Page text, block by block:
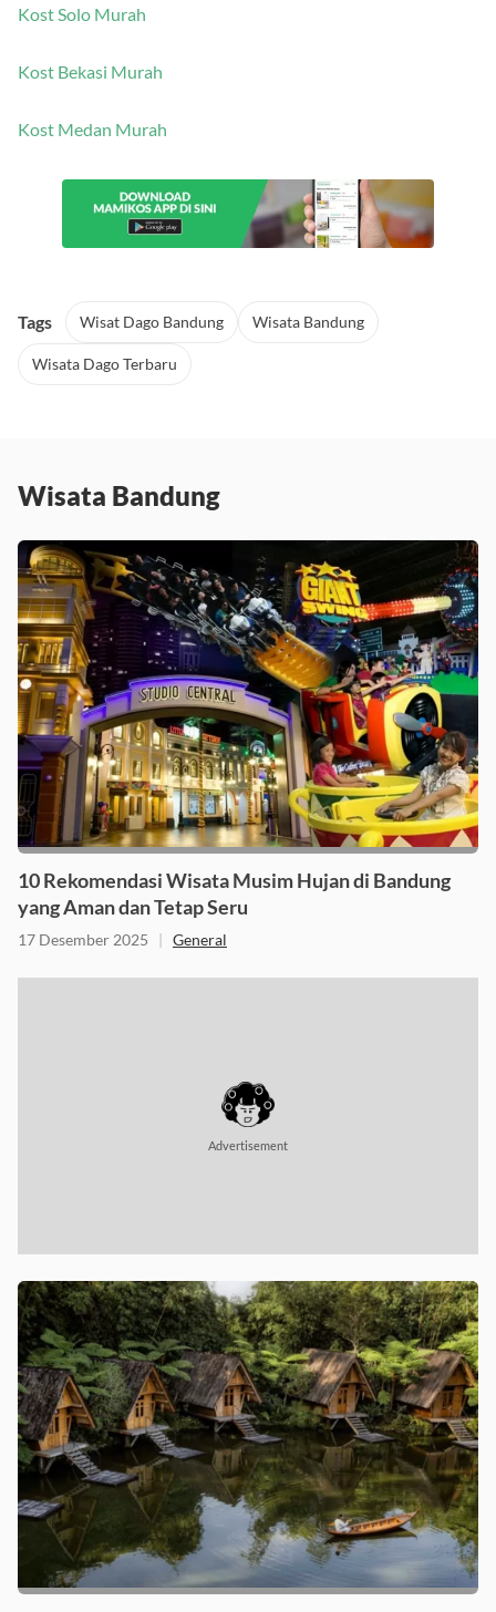
Kost Solo Murah
Kost Bekasi Murah
Kost Medan Murah
Tags Wisat Dago Bandung Wisata Bandung
Wisata Dago Terbaru
Wisata Bandung
10 Rekomendasi Wisata Musim Hujan di Bandung
yang Aman dan Tetap Seru
17 Desember 2025 | General
Advertisement